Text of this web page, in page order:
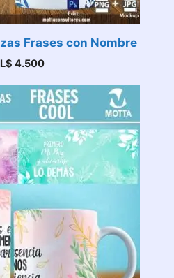
Frases con Nombre
4.500